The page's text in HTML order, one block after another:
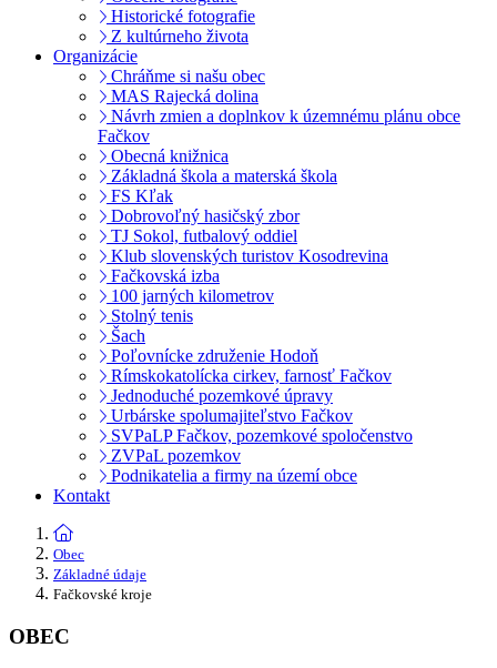
Historické fotografie
Z kultúrneho života
Organizácie
Chráňme si našu obec
MAS Rajecká dolina
Návrh zmien a doplnkov k územnému plánu obce
Fačkov
Obecná knižnica
Základná škola a materská škola
FS Kľak
Dobrovoľný hasičský zbor
TJ Sokol, futbalový oddiel
Klub slovenských turistov Kosodrevina
Fačkovská izba
100 jarných kilometrov
Stolný tenis
Šach
Poľovnícke združenie Hodoň
Rímskokatolícka cirkev, farnosť Fačkov
Jednoduché pozemkové úpravy
Urbárske spolumajiteľstvo Fačkov
SVPaLP Fačkov, pozemkové spoločenstvo
ZVPaL pozemkov
Podnikatelia a firmy na území obce
Kontakt
Obec
Základné údaje
Fačkovské kroje
OBEC